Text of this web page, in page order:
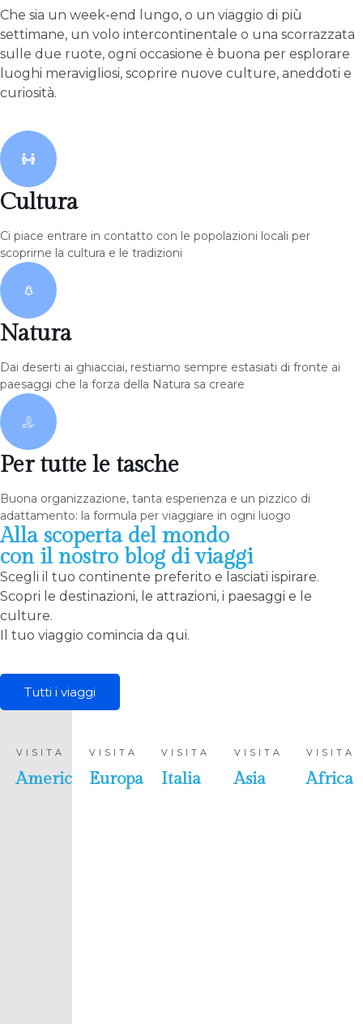
Che sia un week-end lungo, o un viaggio di più
settimane, un volo intercontinentale o una scorrazzata
sulle due ruote, ogni occasione è buona per esplorare
luoghi meravigliosi, scoprire nuove culture, aneddoti e
curiosità.
Cultura
Ci piace entrare in contatto con le popolazioni locali per
scoprirne la cultura e le tradizioni
Natura
Dai deserti ai ghiacciai, restiamo sempre estasiati di fronte ai
paesaggi che la forza della Natura sa creare
Per tutte le tasche
Buona organizzazione, tanta esperienza e un pizzico di
adattamento: la formula per viaggiare in ogni luogo
Alla scoperta del mondo
con il nostro blog di viaggi
Scegli il tuo continente preferito e lasciati ispirare.
Scopri le destinazioni, le attrazioni, i paesaggi e le
culture.
Il tuo viaggio comincia da qui.
Tutti i viaggi
VISITA
America
VISITA
Europa
VISITA
Italia
VISITA
Asia
VISITA
Africa